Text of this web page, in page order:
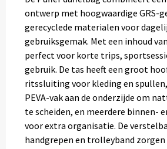
Verpakkingen
Pashouders
ontwerp met hoogwaardige GRS-
gerecyclede materialen voor
gebruiksgemak. Met een inhoud
perfect voor korte trips,
gebruik. De tas heeft een groot
ritssluiting voor kleding en
PEVA-vak aan de onderzijde om
te scheiden, en meerdere binnen-
voor extra organisatie. De
handgrepen en trolleyband